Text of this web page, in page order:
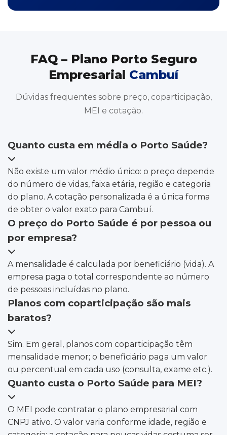
FAQ – Plano Porto Seguro
Empresarial Cambuí
Dúvidas frequentes sobre preço, coparticipação,
MEI e cotação.
Quanto custa em média o Porto Saúde?
Não existe um valor médio único: o preço depende
do número de vidas, faixa etária, região e categoria
do plano. A cotação personalizada é a única forma
de obter o valor exato para Cambuí.
O preço do Porto Saúde é por pessoa ou
por empresa?
A mensalidade é calculada por beneficiário (vida). A
empresa paga o total correspondente ao número
de pessoas incluídas no plano.
Planos com coparticipação são mais
baratos?
Sim. Em geral, planos com coparticipação têm
mensalidade menor; o beneficiário paga um valor
ou percentual em cada uso (consulta, exame etc.).
Quanto custa o Porto Saúde para MEI?
O MEI pode contratar o plano empresarial com
CNPJ ativo. O valor varia conforme idade, região e